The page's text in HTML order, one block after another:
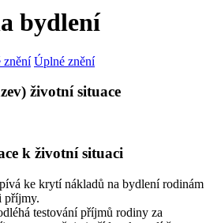
bydlení
znění Úplné znění
životní situace
k životní situaci
ke krytí nákladů na bydlení rodinám
příjmy.
testování příjmů rodiny za